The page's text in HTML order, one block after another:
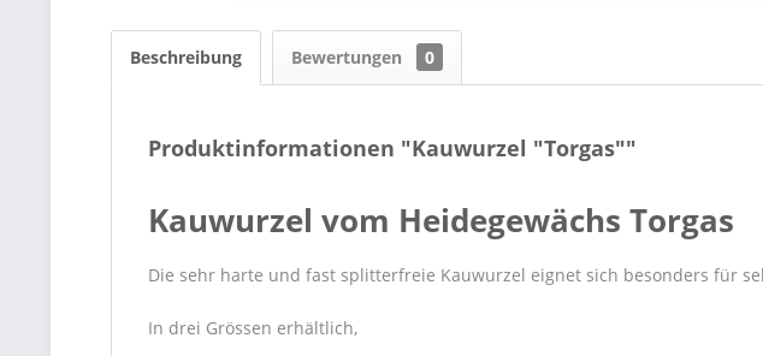
Beschreibung Bewertungen 0
Produktinformationen "Kauwurzel "Torgas""
Kauwurzel vom Heidegewächs Torgas
Die sehr harte und fast splitterfreie Kauwurzel eignet sich besonders für
In drei Grössen erhältlich,